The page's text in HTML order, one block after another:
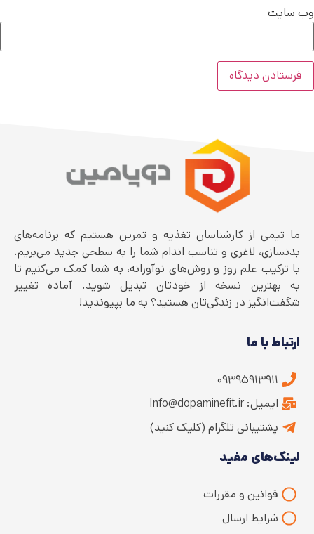
وب‌ سایت
ما تیمی از کارشناسان تغذیه و تمرین هستیم که برنامه‌های
بدنسازی، لاغری و تناسب اندام شما را به سطحی جدید می‌بریم.
با ترکیب علم روز و روش‌های نوآورانه، به شما کمک می‌کنیم تا
به بهترین نسخه از خودتان تبدیل شوید. آماده تغییر
شگفت‌انگیز در زندگی‌تان هستید؟ به ما بپیوندید!
ارتباط با ما
۰۹۳۹۵۹۱۳۹۱۱
ایمیل: Info@dopaminefit.ir
پشتیبانی تلگرام (کلیک کنید)
لینک‌های مفید
قوانین و مقررات
شرایط ارسال